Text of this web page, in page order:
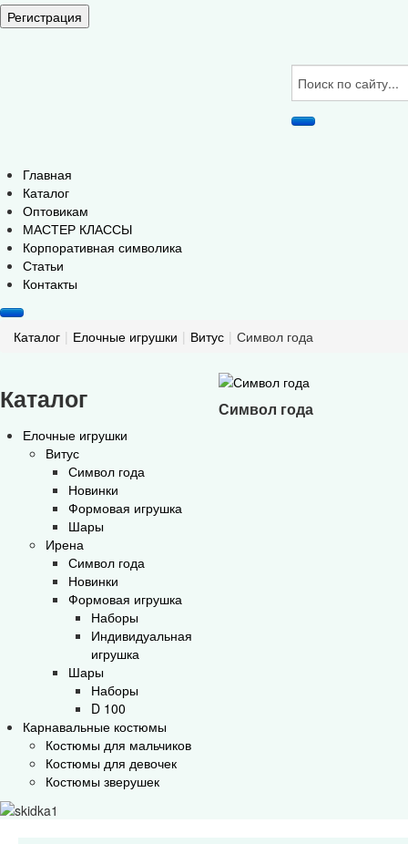
Регистрация
Главная
Каталог
Оптовикам
МАСТЕР КЛАССЫ
Корпоративная символика
Статьи
Контакты
Каталог | Елочные игрушки | Витус | Символ года
Каталог
Елочные игрушки
Витус
Символ года
Новинки
Формовая игрушка
Шары
Ирена
Символ года
Новинки
Формовая игрушка
Наборы
Индивидуальная
игрушка
Шары
Наборы
D 100
Карнавальные костюмы
Костюмы для мальчиков
Костюмы для девочек
Костюмы зверушек
Символ года